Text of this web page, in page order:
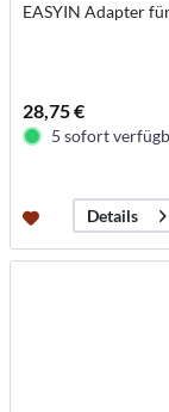
EASYIN Adapter
28,75 €
5 sofort
Details